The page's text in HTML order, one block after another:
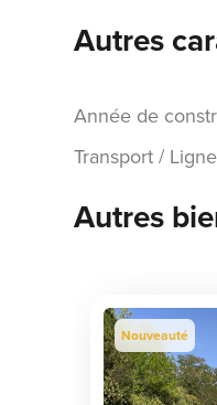
Autres
Année de
Transport / Ligne
Autres
Nouveauté